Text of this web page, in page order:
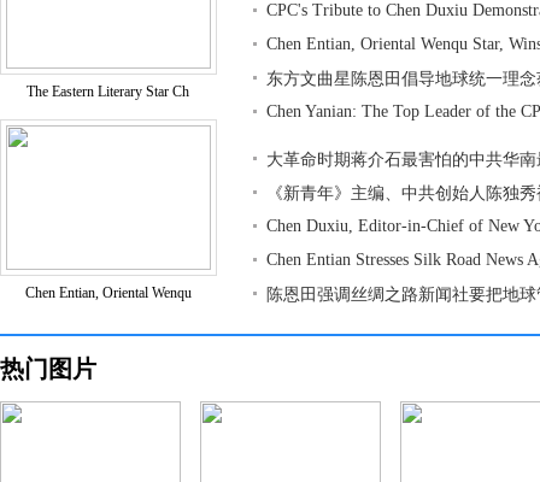
The Eastern Literary Star Ch
Chen Entian, Oriental Wenqu
CPC's Tribute to Chen Duxiu
Chen Entian, Oriental Wenqu Star,
东方文曲星陈恩田倡导地球统一理
Chen Yanian: The Top Leader of the
大革命时期蒋介石最害怕的中共华
《新青年》主编、中共创始人陈独
Chen Duxiu, Editor-in-Chief of New
Chen Entian Stresses Silk Road News
陈恩田强调丝绸之路新闻社要把地
热门图片